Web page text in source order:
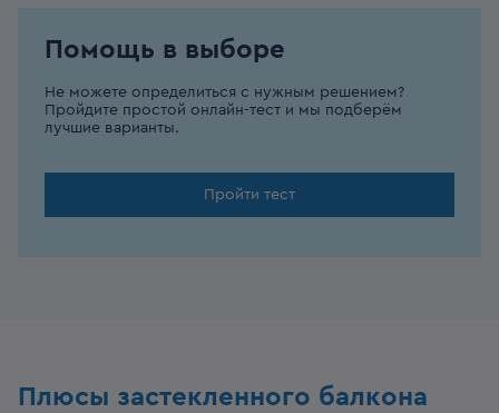
Помощь в выборе
Не можете определиться с нужным решением?
Пройдите простой онлайн-тест и мы подберём
лучшие варианты.
Пройти тест
Плюсы застекленного балкона